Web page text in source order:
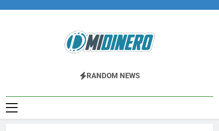
Midinero.co
Fintech, Criptomonedas
RANDOM NEWS